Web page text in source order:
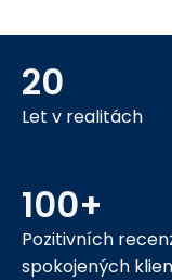
20
Let v realitách
100+
Pozitivních
spokojených